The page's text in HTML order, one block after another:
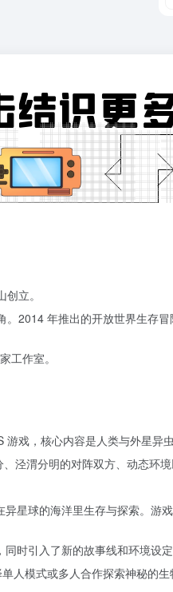
立。
2014 年推出的开放世界生存
工作室。
戏，核心内容是人类与外星异虫
泾渭分明的对阵双方、动态环境
星球的海洋里生存与探索。
时引入了新的故事线和环境设定
人模式或多人合作探索神秘的生